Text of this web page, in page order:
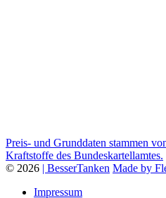
Preis- und Grunddaten stammen
Kraftstoffe des Bundeskartellamtes.
© 2026 | BesserTanken Made by
Impressum